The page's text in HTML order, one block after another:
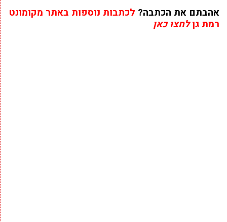
אהבתם את הכתבה? לכתבות נוספות באתר מקומונט
רמת גןלחצו כאן